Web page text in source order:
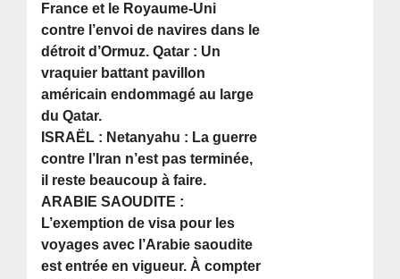
France et le Royaume-Uni
contre l’envoi de navires dans le
détroit d’Ormuz. Qatar : Un
vraquier battant pavillon
américain endommagé au large
du Qatar.
ISRAËL : Netanyahu : La guerre
contre l’Iran n’est pas terminée,
il reste beaucoup à faire.
ARABIE SAOUDITE :
L’exemption de visa pour les
voyages avec l’Arabie saoudite
est entrée en vigueur. À compter